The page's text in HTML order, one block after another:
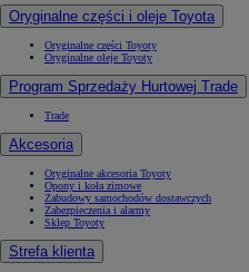
Oryginalne części i oleje Toyota
Oryginalne części Toyoty
Oryginalne oleje Toyoty
Program Sprzedaży Hurtowej Trade
Trade
Akcesoria
Oryginalne akcesoria Toyoty
Opony i koła zimowe
Zabudowy samochodów dostawczych
Zabezpieczenia i alarmy
Sklep Toyoty
Strefa klienta